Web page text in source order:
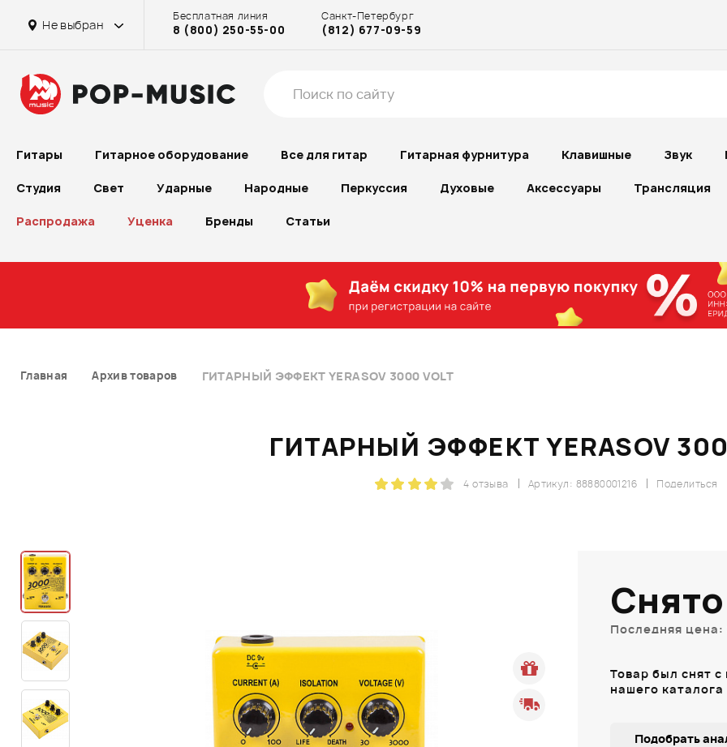
Не выбран
Бесплатная линия
8 (800) 250-55-00
Санкт-Петербург
(812) 677-09-59
Гитары Гитарное оборудование Все для гитар Гитарная фурнитура Клавишные Звук
Студия Свет Ударные Народные Перкуссия Духовые Аксессуары Трансляция
Распродажа Уценка Бренды Статьи
Главная Архив товаров ГИТАРНЫЙ ЭФФЕКТ YERASOV 3000 VOLT
ГИТАРНЫЙ ЭФФЕКТ YERASOV
Поделиться
Артикул: 88880001216
4 отзыва
Последняя цена:
Товар был снят
нашего каталога
Подобрать